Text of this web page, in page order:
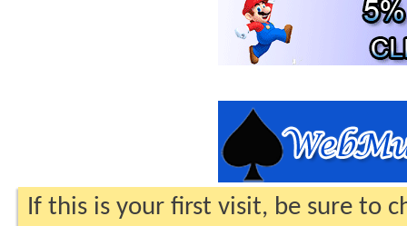
If this is your first visit, be sure to